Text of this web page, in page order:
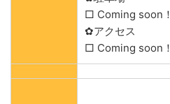
□ Coming soon！
✿アクセス
□ Coming soon！